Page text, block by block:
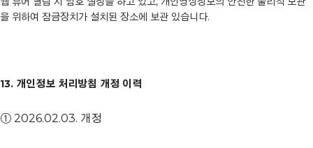
을 위하여 잠금장치가 설치된 장소에 보관 있습니다.
13. 개인정보 처리방침 개정 이력
① 2026.02.03. 개정